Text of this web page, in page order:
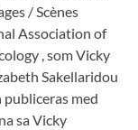
/ Scènes
Association of
, som Vicky
Sakellaridou
med
sa Vicky